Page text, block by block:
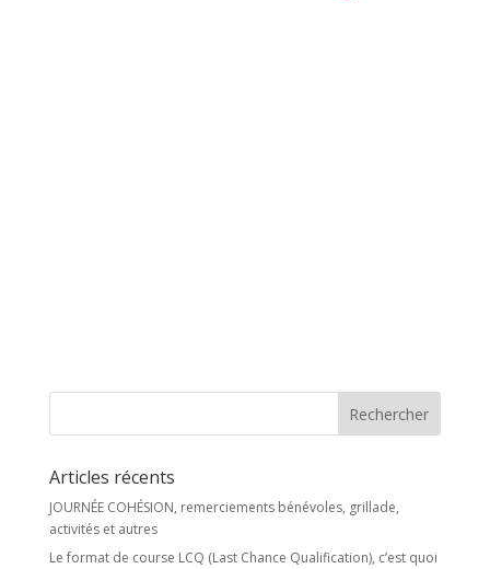
Articles récents
JOURNÉE COHÉSION, remerciements bénévoles, grillade,
activités et autres
Le format de course LCQ (Last Chance Qualification), c’est quoi